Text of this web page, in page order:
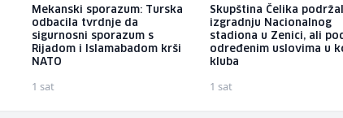
Mekanski sporazum: Turska
odbacila tvrdnje da
sigurnosni sporazum s
Rijadom i Islamabadom krši
NATO
1 sat
Skupština Čelika
izgradnju Nacionalnog
stadiona u Zenici, ali
određenim uslovima u
kluba
1 sat